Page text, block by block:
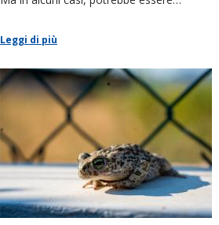
Leggi di più